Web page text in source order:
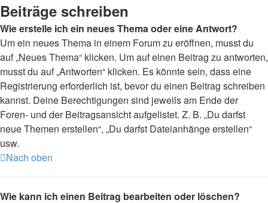
Beiträge schreiben
Wie erstelle ich ein neues Thema oder eine Antwort?
Um ein neues Thema in einem Forum zu eröffnen, musst du
auf „Neues Thema“ klicken. Um auf einen Beitrag zu antworten,
musst du auf „Antworten“ klicken. Es könnte sein, dass eine
Registrierung erforderlich ist, bevor du einen Beitrag schreiben
kannst. Deine Berechtigungen sind jeweils am Ende der
Foren- und der Beitragsansicht aufgelistet. Z. B. „Du darfst
neue Themen erstellen“, „Du darfst Dateianhänge erstellen“
usw.
Nach oben
Wie kann ich einen Beitrag bearbeiten oder löschen?